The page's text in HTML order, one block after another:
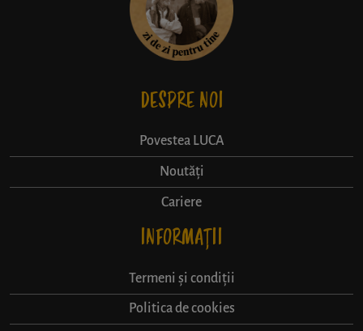
DESPRE NOI
Povestea LUCA
Noutăți
Cariere
INFORMAȚII
Termeni și condiții
Politica de cookies